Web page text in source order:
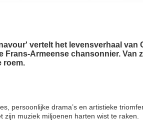
vertelt het levensverhaal van
Frans-Armeense chansonnier. Van
roem.
persoonlijke drama’s en artistieke
zijn muziek miljoenen harten wist te raken.